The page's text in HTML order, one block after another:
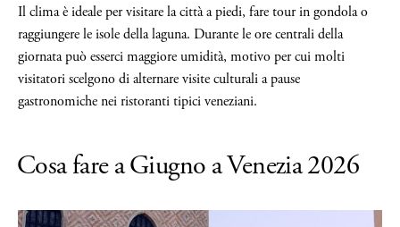
Il clima è ideale per visitare la città a piedi, fare tour in gondola o
raggiungere le isole della laguna. Durante le ore centrali della
giornata può esserci maggiore umidità, motivo per cui molti
visitatori scelgono di alternare visite culturali a pause
gastronomiche nei ristoranti tipici veneziani.
Cosa fare a Giugno a Venezia 2026